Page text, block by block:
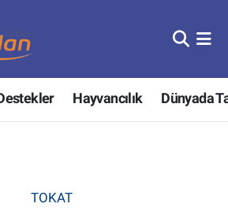
Hayvancılık Dünyada
TOKAT